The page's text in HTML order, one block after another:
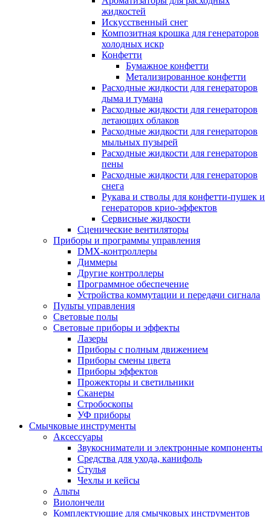
жидкостей
Искусственный снег
Композитная крошка для генераторов
холодных искр
Конфетти
Бумажное конфетти
Метализированное конфетти
Расходные жидкости для генераторов
дыма и тумана
Расходные жидкости для генераторов
летающих облаков
Расходные жидкости для генераторов
мыльных пузырей
Расходные жидкости для генераторов
пены
Расходные жидкости для генераторов
снега
Рукава и стволы для конфетти-пушек и
генераторов крио-эффектов
Сервисные жидкости
Сценические вентиляторы
Приборы и программы управления
DMX-контроллеры
Диммеры
Другие контроллеры
Программное обеспечение
Устройства коммутации и передачи сигнала
Пульты управления
Световые полы
Световые приборы и эффекты
Лазеры
Приборы с полным движением
Приборы смены цвета
Приборы эффектов
Прожекторы и светильники
Сканеры
Стробоскопы
УФ приборы
Смычковые инструменты
Аксессуары
Звукосниматели и электронные компоненты
Средства для ухода, канифоль
Стулья
Чехлы и кейсы
Альты
Виолончели
Комплектующие для смычковых инструментов